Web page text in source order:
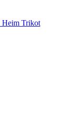
Heim Trikot